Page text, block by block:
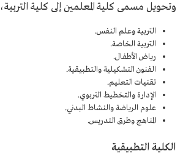
وتحويل مسمى كلية المعلمين إلى كلية
التربية وعلم النفس.
التربية الخاصة.
رياض الأطفال.
الفنون التشكيلية والتطبيقية.
تقنيات التعليم.
الإدارة والتخطيط التربوي.
علوم الرياضة والنشاط البدني.
المناهج وطرق التدريس.
الكلية التطبيقية